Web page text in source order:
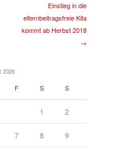
Einstieg in die
elternbeitragsfreie Kita
kommt ab Herbst 2018
→
2026
F S S
1 2
7 8 9